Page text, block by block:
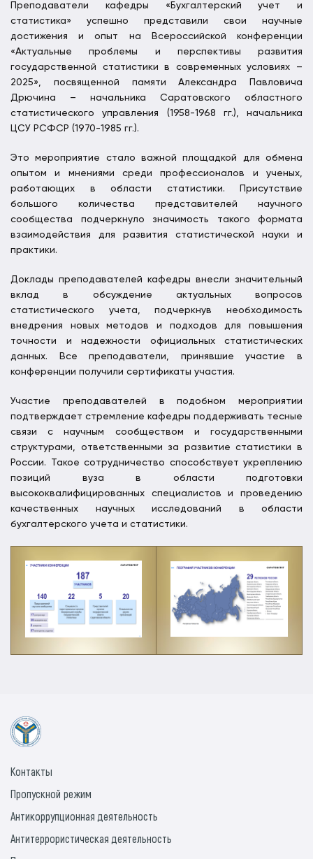
Преподаватели кафедры «Бухгалтерский учет и
статистика» успешно представили свои научные
достижения и опыт на Всероссийской конференции
«Актуальные проблемы и перспективы развития
государственной статистики в современных условиях –
2025», посвященной памяти Александра Павловича
Дрючина – начальника Саратовского областного
статистического управления (1958-1968 гг.), начальника
ЦСУ РСФСР (1970-1985 гг.).
Это мероприятие стало важной площадкой для обмена
опытом и мнениями среди профессионалов и ученых,
работающих в области статистики. Присутствие
большого количества представителей научного
сообщества подчеркнуло значимость такого формата
взаимодействия для развития статистической науки и
практики.
Доклады преподавателей кафедры внесли значительный
вклад в обсуждение актуальных вопросов
статистического учета, подчеркнув необходимость
внедрения новых методов и подходов для повышения
точности и надежности официальных статистических
данных. Все преподаватели, принявшие участие в
конференции получили сертификаты участия.
Участие преподавателей в подобном мероприятии
подтверждает стремление кафедры поддерживать тесные
связи с научным сообществом и государственными
структурами, ответственными за развитие статистики в
России. Такое сотрудничество способствует укреплению
позиций вуза в области подготовки
высококвалифицированных специалистов и проведению
качественных научных исследований в области
бухгалтерского учета и статистики.
Контакты
Пропускной режим
Антикоррупционная деятельность
Антитеррористическая деятельность